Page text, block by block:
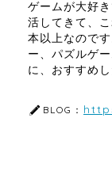
ゲームが大好
活してきて、
本以上なので
ー、パズルゲ
に、おすすめ
BLOG：